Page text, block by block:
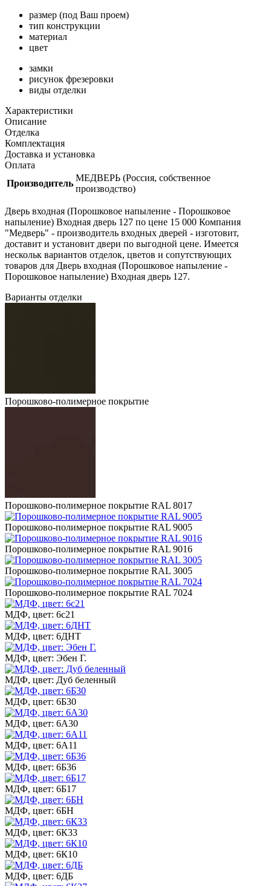
размер (под Ваш проем)
тип конструкции
материал
цвет
замки
рисунок фрезеровки
виды отделки
Характеристики
Описание
Отделка
Комплектация
Доставка и установка
Оплата
Производитель
МЕДВЕРЬ (Россия, собственное
производство)
Дверь входная (Порошковое напыление - Порошковое
напыление) Входная дверь 127 по цене 15 000 Компания
"Медверь" - производитель входных дверей - изготовит,
доставит и установит двери по выгодной цене. Имеется
нескольк вариантов отделок, цветов и сопутствующих
товаров для Дверь входная (Порошковое напыление -
Порошковое напыление) Входная дверь 127.
Варианты отделки
Порошково-полимерное покрытие
Порошково-полимерное покрытие RAL 8017
Порошково-полимерное покрытие RAL 9005
Порошково-полимерное покрытие RAL 9016
Порошково-полимерное покрытие RAL 3005
Порошково-полимерное покрытие RAL 7024
МДФ, цвет: 6с21
МДФ, цвет: 6ДНТ
МДФ, цвет: Эбен Г.
МДФ, цвет: Дуб беленный
МДФ, цвет: 6Б30
МДФ, цвет: 6А30
МДФ, цвет: 6А11
МДФ, цвет: 6Б36
МДФ, цвет: 6Б17
МДФ, цвет: 6БН
МДФ, цвет: 6К33
МДФ, цвет: 6К10
МДФ, цвет: 6ДБ